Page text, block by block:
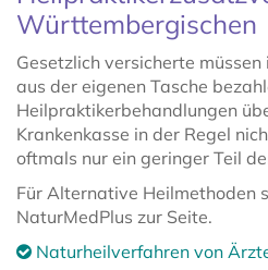
Württembergischen
Gesetzlich versicherte
aus der eigenen Tasche
Heilpraktikerbehandlungen
Krankenkasse in der Regel
oftmals nur ein geringer Teil
Für Alternative Heilmethoden
NaturMedPlus zur Seite.
Naturheilverfahren von